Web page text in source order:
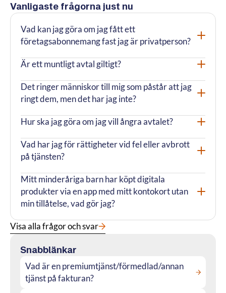
Vanligaste frågorna just nu
Vad kan jag göra om jag fått ett
företagsabonnemang fast jag är privatperson?
Visa/
Är ett muntligt avtal giltigt?
Visa/
Det ringer människor till mig som påstår att jag
ringt dem, men det har jag inte?
Visa/
Hur ska jag göra om jag vill ångra avtalet?
Visa/
Vad har jag för rättigheter vid fel eller avbrott
på tjänsten?
Visa/
Mitt minderåriga barn har köpt digitala
produkter via en app med mitt kontokort utan
min tillåtelse, vad gör jag?
Visa/
Snabblänkar
Vad är en premiumtjänst/förmedlad/annan
tjänst på fakturan?
Visa alla frågor och svar